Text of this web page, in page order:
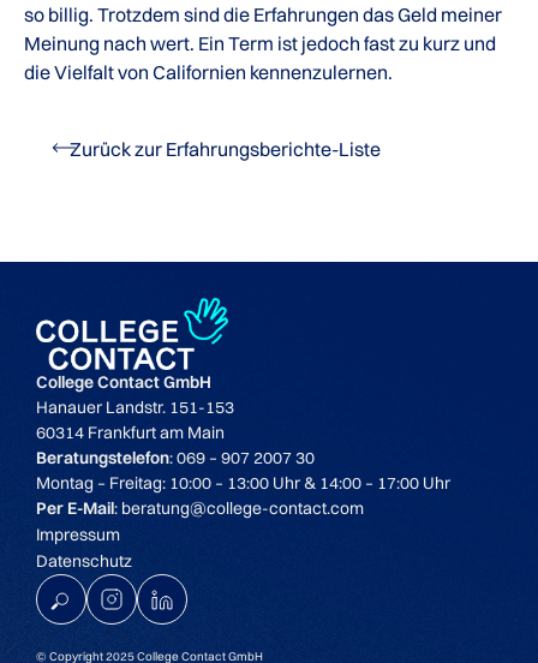
so billig. Trotzdem sind die Erfahrungen das Geld meiner
Meinung nach wert. Ein Term ist jedoch fast zu kurz und
die Vielfalt von Californien kennenzulernen.
Zurück zur Erfahrungsberichte-Liste
College Contact GmbH
Hanauer Landstr. 151-153
60314 Frankfurt am Main
Beratungstelefon: 069 – 907 2007 30
Montag – Freitag: 10:00 – 13:00 Uhr & 14:00 – 17:00 Uhr
Per E-Mail: beratung@college-contact.com
Impressum
Datenschutz
© Copyright 2025 College Contact GmbH